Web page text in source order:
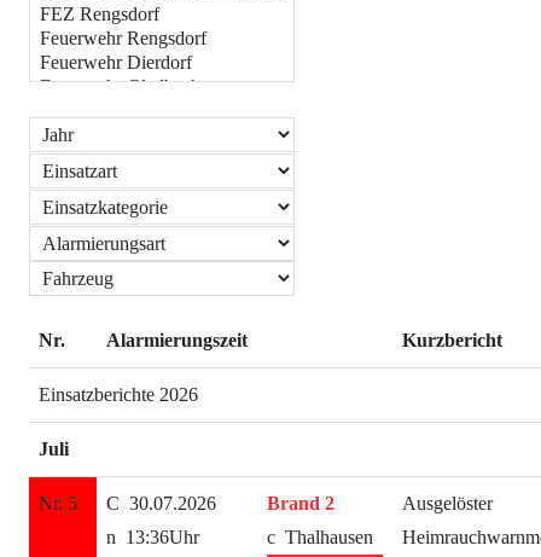
Nr. Alarmierungszeit Kurzbericht
Einsatzberichte 2026
Juli
Nr. 5
30.07.2026
13:36Uhr
Brand 2
Thalhausen
Ausgelöster